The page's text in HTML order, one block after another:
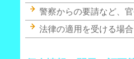
警察からの要請など、
法律の適用を受ける場合